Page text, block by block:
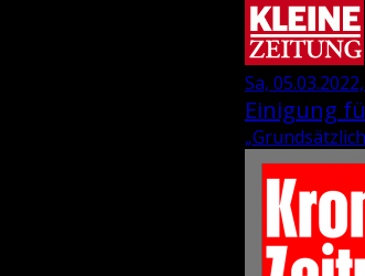
Sa,
Einigung